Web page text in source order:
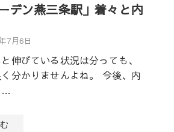
デン燕三条駅」着々と内
7月6日
伸びている状況は分っても、
分かりませんよね。 今後、内
…